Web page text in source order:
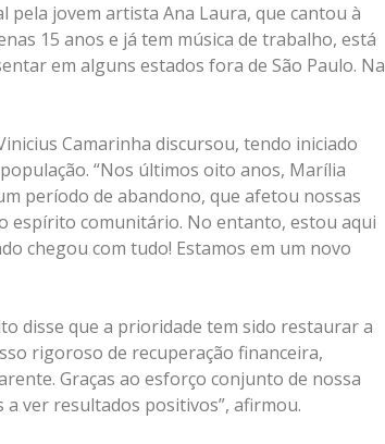
pela jovem artista Ana Laura, que cantou à
15 anos e já tem música de trabalho, está
em alguns estados fora de São Paulo. Na
Camarinha discursou, tendo iniciado
“Nos últimos oito anos, Marília
período de abandono, que afetou nossas
espírito comunitário. No entanto, estou aqui
chegou com tudo! Estamos em um novo
disse que a prioridade tem sido restaurar a
rigoroso de recuperação financeira,
Graças ao esforço conjunto de nossa
ver resultados positivos”, afirmou.